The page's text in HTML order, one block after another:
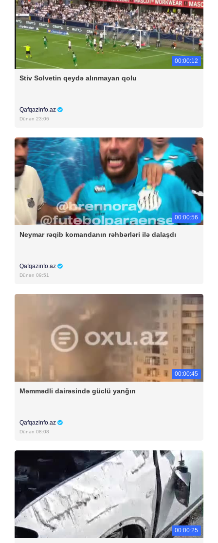
00:00:12
Stiv Solvetin qeydə alınmayan qolu
Qafqazinfo.az
Dünən 23:06
00:00:56
Neymar rəqib komandanın rəhbərləri ilə dalaşdı
Qafqazinfo.az
Dünən 09:51
00:00:45
Məmmədli dairəsində güclü yanğın
Qafqazinfo.az
Dünən 08:08
00:00:25